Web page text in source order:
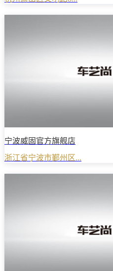
宁波威固官方旗舰店
浙江省宁波市鄞州区...